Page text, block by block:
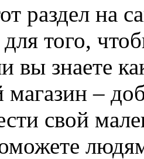
раздел на
для того,
вы знаете
–
свой